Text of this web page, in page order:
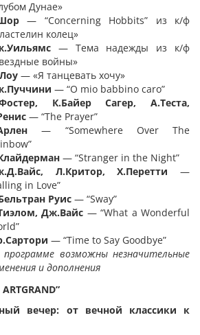
Дунае»
— “Concerning Hobbits” из к/ф
колец»
— Тема надежды из к/ф
войны»
— «Я танцевать хочу»
.Пуччини — “O mio babbino caro”
К.Байер Сагер, А.Теста,
— “The Prayer”
— “Somewhere Over The
— “Stranger in the Night”
.Д.Вайс, Л.Критор,Х.Перетти —
in Love”
Руис — “Sway”
Дж.Вайс — “What a Wonderful
.Сартори — “Time to Say Goodbye”
возможны незначительные
и дополнения
”
вечер: от вечной классики к